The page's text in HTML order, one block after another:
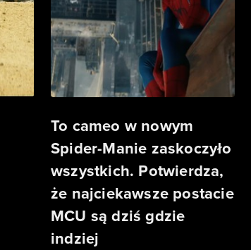
To cameo w nowym
Spider-Manie zaskoczyło
wszystkich. Potwierdza,
że najciekawsze postacie
MCU są dziś gdzie
indziej